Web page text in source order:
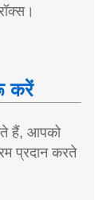
करें
हैं, आपको
प्रदान करते